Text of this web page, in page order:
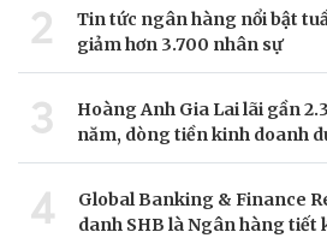
2
Tin tức ngân hàng nổi bật
giảm hơn 3.700 nhân sự
3
Hoàng Anh Gia Lai lãi gần
năm, dòng tiền kinh doanh
4
Global Banking & Finance
danh SHB là Ngân hàng tiết